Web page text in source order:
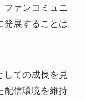
ファンコミュニ
発展することは
しての成長を見
配信環境を維持